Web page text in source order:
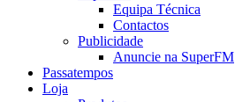
Equipa Técnica
Contactos
Publicidade
Anuncie na SuperFM
Passatempos
Loja